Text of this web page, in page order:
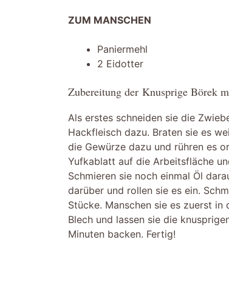
ZUM MANSCHEN
Paniermehl
2 Eidotter
Zubereitung der Knusprige Börek
Als erstes schneiden sie die
Hackfleisch dazu. Braten sie es
die Gewürze dazu und rühren es
Yufkablatt auf die Arbeitsfläche
Schmieren sie noch einmal Öl
darüber und rollen sie es ein.
Stücke. Manschen sie es zuerst
Blech und lassen sie die
Minuten backen. Fertig!